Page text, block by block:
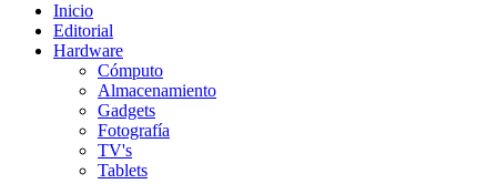
Inicio
Editorial
Hardware
Cómputo
Almacenamiento
Gadgets
Fotografía
TV's
Tablets